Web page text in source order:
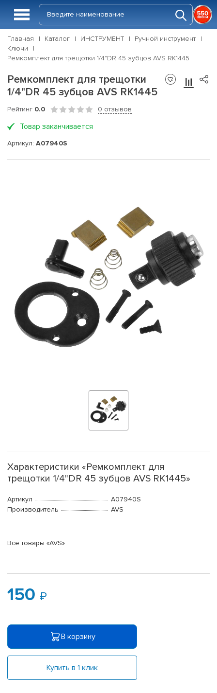
Главная Каталог ИНСТРУМЕНТ
Ручной инструмент
Ключи
Ремкомплект для трещотки 1/4"DR 45 зубцов AVS RK1445
Ремкомплект для трещотки
1/4"DR 45 зубцов AVS RK1445
Рейтинг 0.0 0 отзывов
Товар заканчивается
Артикул: A07940S
Характеристики «Ремкомплект для
трещотки 1/4"DR 45 зубцов AVS RK1445»
Артикул
A07940S
Производитель
AVS
Все товары «AVS»
150
В корзину
Купить в 1 клик